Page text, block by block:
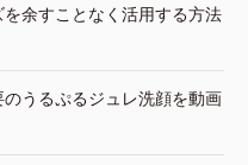
を余すことなく活用する方法
のうるぷるジュレ洗顔を動画